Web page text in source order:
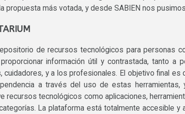
propuesta más votada, y desde SABIEN nos
de recursos tecnológicos para personas
información útil y contrastada, tanto a
cuidadores, y a los profesionales. El objetivo final es
a través del uso de estas herramientas,
recursos tecnológicos como aplicaciones,
La plataforma está totalmente accesible y